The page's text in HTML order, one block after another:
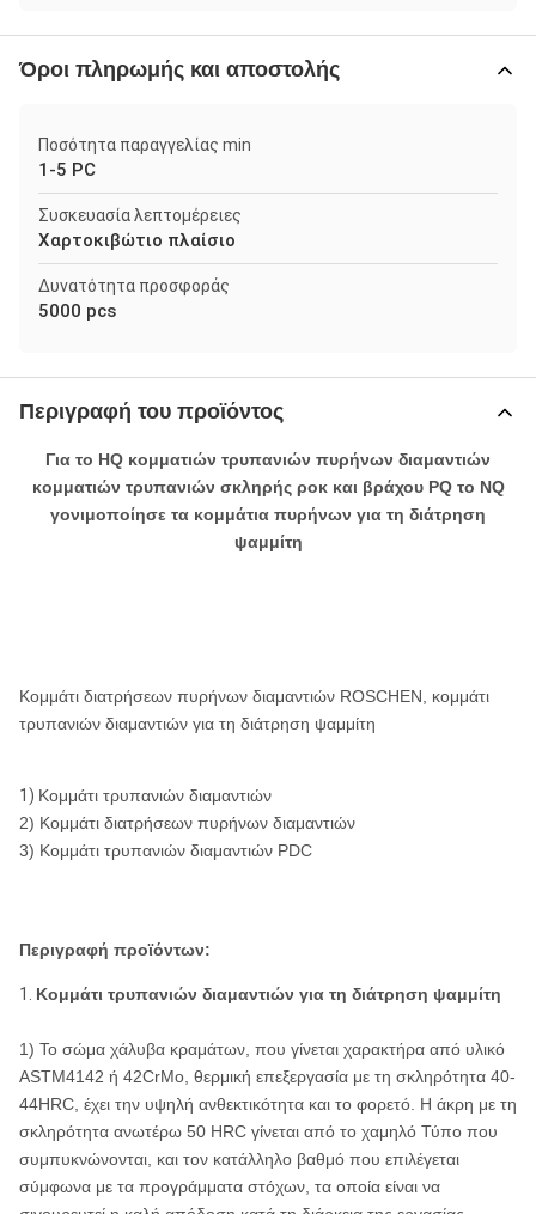
Όροι πληρωμής και αποστολής
Ποσότητα παραγγελίας min
1-5 PC
Συσκευασία λεπτομέρειες
Χαρτοκιβώτιο πλαίσιο
Δυνατότητα προσφοράς
5000 pcs
Περιγραφή του προϊόντος
Για το HQ κομματιών τρυπανιών πυρήνων διαμαντιών
κομματιών τρυπανιών σκληρής ροκ και βράχου PQ το NQ
γονιμοποίησε τα κομμάτια πυρήνων για τη διάτρηση
ψαμμίτη
Κομμάτι διατρήσεων πυρήνων διαμαντιών ROSCHEN, κομμάτι
τρυπανιών διαμαντιών για τη διάτρηση ψαμμίτη
1) Κομμάτι τρυπανιών διαμαντιών
2) Κομμάτι διατρήσεων πυρήνων διαμαντιών
3) Κομμάτι τρυπανιών διαμαντιών PDC
Περιγραφή προϊόντων:
1. Κομμάτι τρυπανιών διαμαντιών για τη διάτρηση ψαμμίτη
1) Το σώμα χάλυβα κραμάτων, που γίνεται χαρακτήρα από υλικό
ASTM4142 ή 42CrMo, θερμική επεξεργασία με τη σκληρότητα 40-
44HRC, έχει την υψηλή ανθεκτικότητα και το φορετό. Η άκρη με τη
σκληρότητα ανωτέρω 50 HRC γίνεται από το χαμηλό Τύπο που
συμπυκνώνονται, και τον κατάλληλο βαθμό που επιλέγεται
σύμφωνα με τα προγράμματα στόχων, τα οποία είναι να